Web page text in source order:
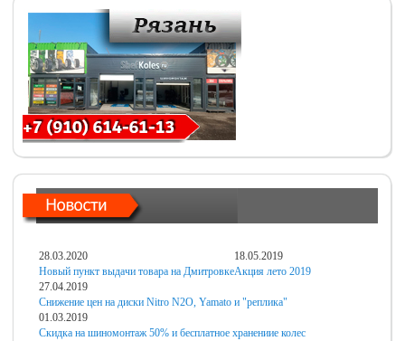
28.03.2020
Новый пункт выдачи товара на Дмитровке
18.05.2019
Акция лето 2019
27.04.2019
Снижение цен на диски Nitro N2O, Yamato и "реплика"
01.03.2019
Скидка на шиномонтаж 50% и бесплатное хранениие колес